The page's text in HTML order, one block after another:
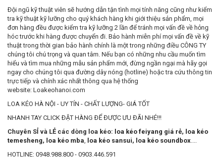
Đội ngũ kỹ thuật viên sẽ hướng dẫn tận tình mọi tính năng cũng như kiểm
tra kỹ thuật kỹ lưỡng cho quý khách hàng khi giới thiệu sản phẩm, mọi
đơn hàng đều được kiểm tra kỹ lưỡng 2 lần để tránh mọi vấn đề về hỏng
hóc trước khi hàng được chuyển đi. Bảo hành miễn phí mọi vấn đề về kỹ
thuật trong thời gian bảo hành chính là một trong những điều CÔNG TY
chúng tôi chú trọng và quan tâm. Nếu bạn có những nhu cầu muốn tìm
hiểu và tìm mua những mẫu sản phẩm mới, đừng ngần ngại mà hãy gọi
ngay cho chúng tôi qua đường dây nóng (hotline) hoặc tra cứu thông tin
trực tiếp và chính xác nhất thông qua hệ thống
website: Loakeohanoi.com
LOA KÉO HÀ NỘI - UY TÍN - CHẤT LƯỢNG- GIÁ TỐT
NHANH TAY CLICK ĐẶT HÀNG ĐỂ ĐƯỢC ƯU ĐÃI NHÉ!!!
Chuyên SỈ và LẺ các dòng loa kéo: loa kéo feiyang giá rẻ, loa kéo
temesheng, loa kéo mba loa kéo sansui, loa kéo soundbox
HOTLINE: 0948.988.800 - 0903.446.591